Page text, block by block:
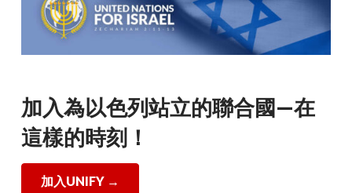
加入為以色列站立的聯合國—在
這樣的時刻！
加入UNIFY →